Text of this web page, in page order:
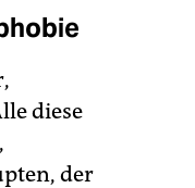
diese
der